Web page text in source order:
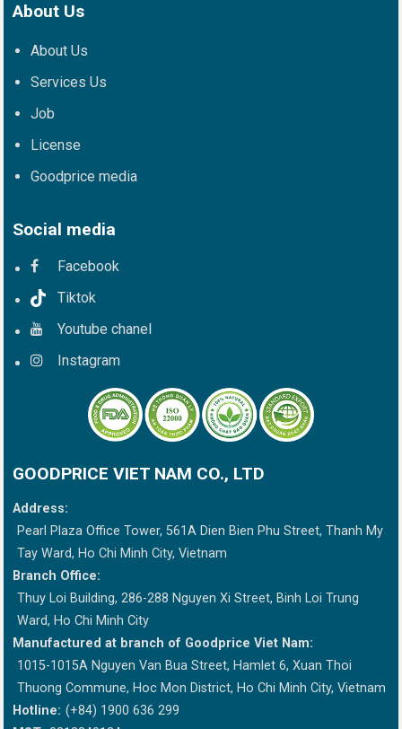
About Us
About Us
Services Us
Job
License
Goodprice media
Social media
Facebook
Tiktok
Youtube chanel
Instagram
GOODPRICE VIET NAM CO., LTD
Address:
Pearl Plaza Office Tower, 561A Dien Bien Phu Street, Thanh My
Tay Ward, Ho Chi Minh City, Vietnam
Branch Office:
Thuy Loi Building, 286-288 Nguyen Xi Street, Binh Loi Trung
Ward, Ho Chi Minh City
Manufactured at branch of Goodprice Viet Nam:
1015-1015A Nguyen Van Bua Street, Hamlet 6, Xuan Thoi
Thuong Commune, Hoc Mon District, Ho Chi Minh City, Vietnam
Hotline: (+84) 1900 636 299